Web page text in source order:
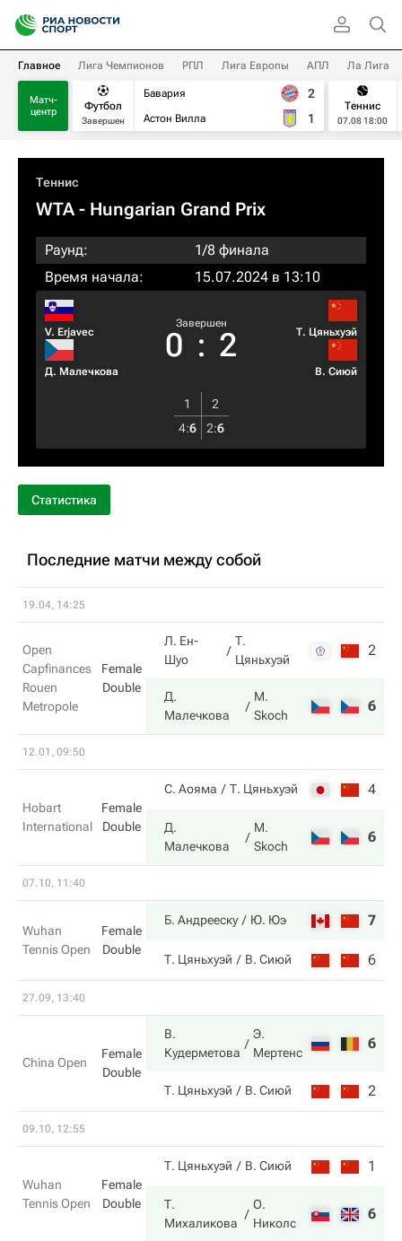
Главное Лига Чемпионов РПЛ Лига Европы АПЛ Ла Лига
Матч-
центр
Футбол
Завершен
Бавария
Астон Вилла
2
1
Теннис
07.08 18:00
Теннис
WTA- Hungarian Grand Prix
Раунд:
1/8 финала
Время начала:
15.07.2024 в 13:10
V. Erjavec
Д. Малечкова
Завершен
0 : 2 Т. Цяньхуэй
В. Сиюй
1
2
4:6 2:6
Статистика
Последние матчи между собой
19.04, 14:25
Open
Capfinances
Rouen
Metropole
Female
Double
Л. Ен-
Шуо
Т.
Цяньхуэй
2
Д.
Малечкова
M.
Skoch
6
12.01, 09:50
Hobart
International
Female
Double
С. Аояма Т. Цяньхуэй 4
Д.
Малечкова
M.
Skoch
6
07.10, 11:40
Wuhan
Tennis Open
Female
Double
Б. Андрееску Ю. Юэ 7
Т. Цяньхуэй В. Сиюй 6
27.09, 13:40
China Open
Female
Double
В.
Кудерметова
Э.
Мертенс
6
Т. Цяньхуэй В. Сиюй 2
09.10, 12:55
Wuhan
Tennis Open
Female
Double
Т. Цяньхуэй В. Сиюй 1
Т.
Михаликова
О.
Николс
6